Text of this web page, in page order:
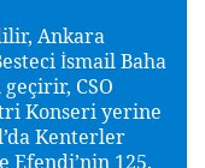
Ankara
İsmail Baha
CSO
Konseri yerine
Kenterler
Efendi’nin 125.